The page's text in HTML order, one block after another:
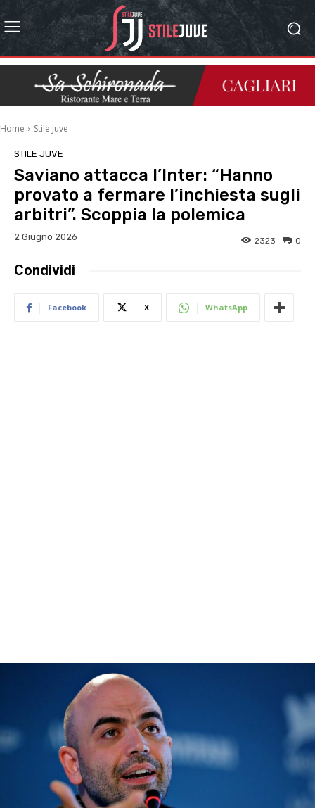
Home Stile Juve
STILE JUVE
Saviano attacca l’Inter: “Hanno
provato a fermare l’inchiesta sugli
arbitri”. Scoppia la polemica
2 Giugno 2026 0
2323
Condividi
Facebook X WhatsApp